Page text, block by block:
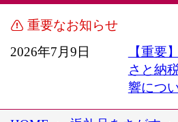
重要なお知らせ
2026年7月9日
【重要
さと納
響につ